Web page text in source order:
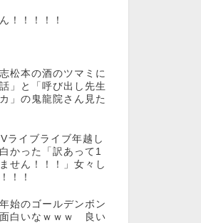
！！！！！
志松本の酒のツマミに
」と「呼び出し先生
」の鬼龍院さん見た
ライブライブ年越し
かった「訳あって1
せん！！！」女々し
！！
始のゴールデンボン
白いなｗｗｗ 良い